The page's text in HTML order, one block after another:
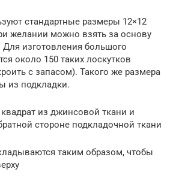
стандартные размеры 12×12
желании можно взять за основу
изготовления большого
около 150 таких лоскутков
с запасом). Такого же размера
из подкладки.
из джинсовой ткани и
стороне подкладочной ткани
таким образом, чтобы